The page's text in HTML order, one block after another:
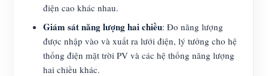
điện cao khác nhau.
Giám sát năng lượng hai chiều: Đo năng lượng
được nhập vào và xuất ra lưới điện, lý tưởng cho hệ
thống điện mặt trời PV và các hệ thống năng lượng
hai chiều khác.